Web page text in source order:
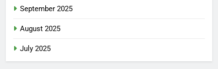
September 2025
August 2025
July 2025